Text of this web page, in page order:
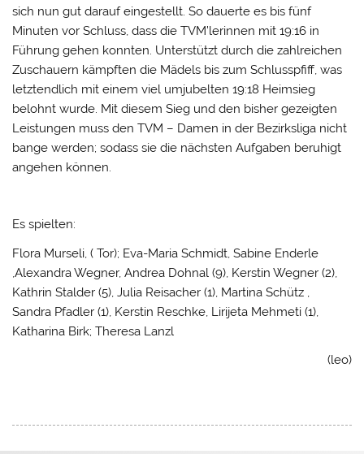
sich nun gut darauf eingestellt. So dauerte es bis fünf
Minuten vor Schluss, dass die TVM’lerinnen mit 19:16 in
Führung gehen konnten. Unterstützt durch die zahlreichen
Zuschauern kämpften die Mädels bis zum Schlusspfiff, was
letztendlich mit einem viel umjubelten 19:18 Heimsieg
belohnt wurde. Mit diesem Sieg und den bisher gezeigten
Leistungen muss den TVM – Damen in der Bezirksliga nicht
bange werden; sodass sie die nächsten Aufgaben beruhigt
angehen können.
Es spielten:
Flora Murseli, ( Tor); Eva-Maria Schmidt, Sabine Enderle
,Alexandra Wegner, Andrea Dohnal (9), Kerstin Wegner (2),
Kathrin Stalder (5), Julia Reisacher (1), Martina Schütz ,
Sandra Pfadler (1), Kerstin Reschke, Lirijeta Mehmeti (1),
Katharina Birk; Theresa Lanzl
(leo)